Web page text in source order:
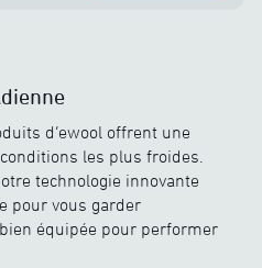
d’ewool offrent une
les plus froides.
technologie innovante
pour vous garder
équipée pour performer